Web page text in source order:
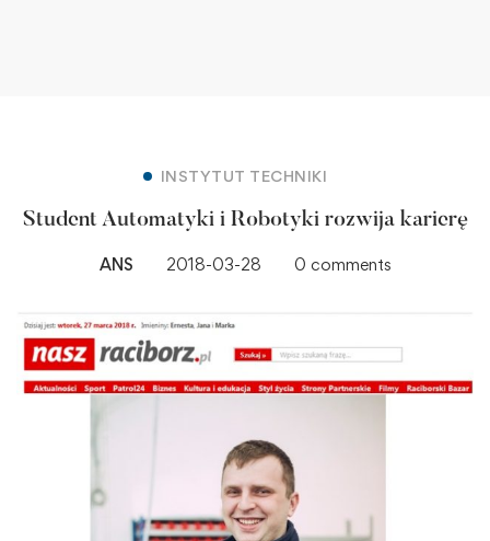
INSTYTUT TECHNIKI
Student Automatyki i Robotyki rozwija karierę
ANS 2018-03-28 0 comments